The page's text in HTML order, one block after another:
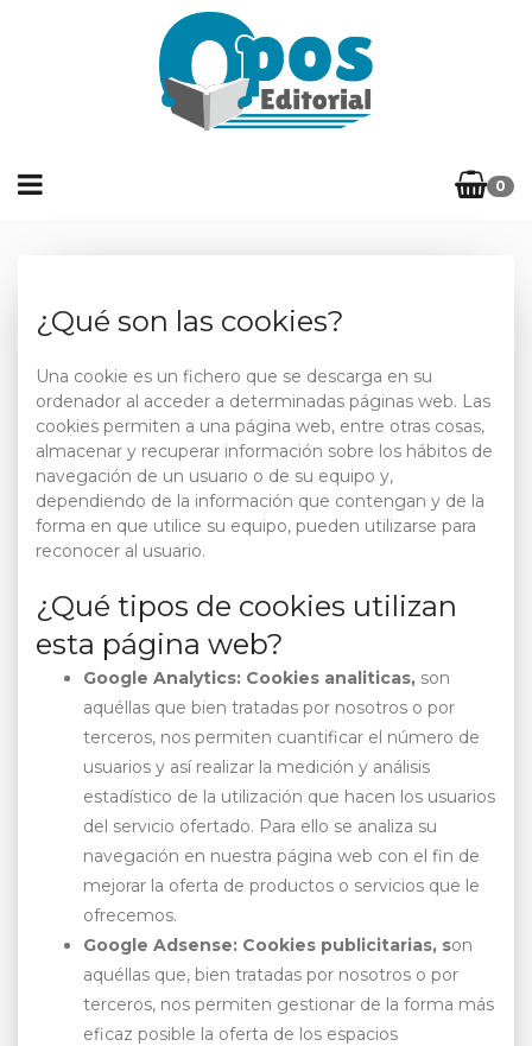
0
¿Qué son las cookies?
Una cookie es un fichero que se descarga en su
ordenador al acceder a determinadas páginas web. Las
cookies permiten a una página web, entre otras cosas,
almacenar y recuperar información sobre los hábitos de
navegación de un usuario o de su equipo y,
dependiendo de la información que contengan y de la
forma en que utilice su equipo, pueden utilizarse para
reconocer al usuario.
¿Qué tipos de cookies utilizan
esta página web?
Google Analytics: Cookies analiticas, son
aquéllas que bien tratadas por nosotros o por
terceros, nos permiten cuantificar el número de
usuarios y así realizar la medición y análisis
estadístico de la utilización que hacen los usuarios
del servicio ofertado. Para ello se analiza su
navegación en nuestra página web con el fin de
mejorar la oferta de productos o servicios que le
ofrecemos.
Google Adsense: Cookies publicitarias, son
aquéllas que, bien tratadas por nosotros o por
terceros, nos permiten gestionar de la forma más
eficaz posible la oferta de los espacios